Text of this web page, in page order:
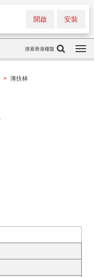
安裝
開啟
搜索香港樓盤
> 薄扶林